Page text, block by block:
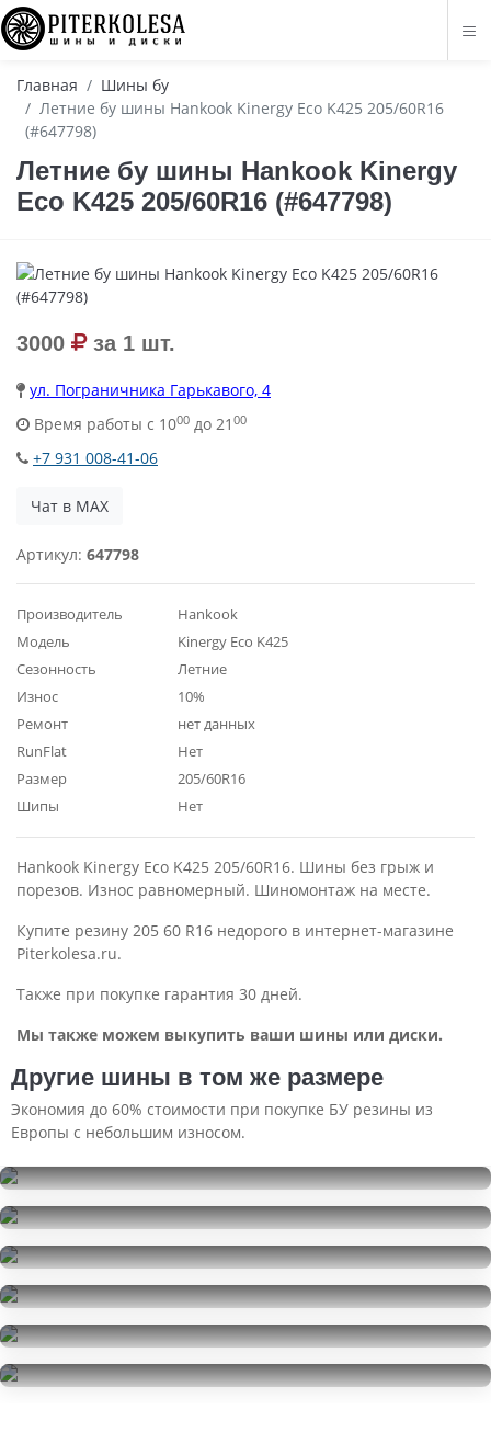
Главная
Шины бу
Летние бу шины Hankook Kinergy Eco K425 205/60R16
(#647798)
Летние бу шины Hankook Kinergy
Eco K425 205/60R16 (#647798)
3000 за 1 шт.
ул. Пограничника Гарькавого, 4
Время работы с 1000 до 21 00
+7 931 008-41-06
Чат в MAX
Артикул: 647798
Производитель
Hankook
Модель
Kinergy Eco K425
Сезонность
Летние
Износ
10%
Ремонт
нет данных
RunFlat
Нет
Размер
205/60R16
Шипы
Нет
Hankook Kinergy Eco K425 205/60R16. Шины без грыж и
порезов. Износ равномерный. Шиномонтаж на месте.
Купите резину 205 60 R16 недорого в интернет-магазине
Piterkolesa.ru.
Также при покупке гарантия 30 дней.
Мы также можем выкупить ваши шины или диски.
Другие шины в том же размере
Экономия до 60% стоимости при покупке БУ резины из
Европы с небольшим износом.
205/60R16
27000
за 4 шт.
205/60R16
8000
за 4 шт.
205/60R16
2000
за 1 шт.
205/60R16
5000
за 2 шт.
205/60R16